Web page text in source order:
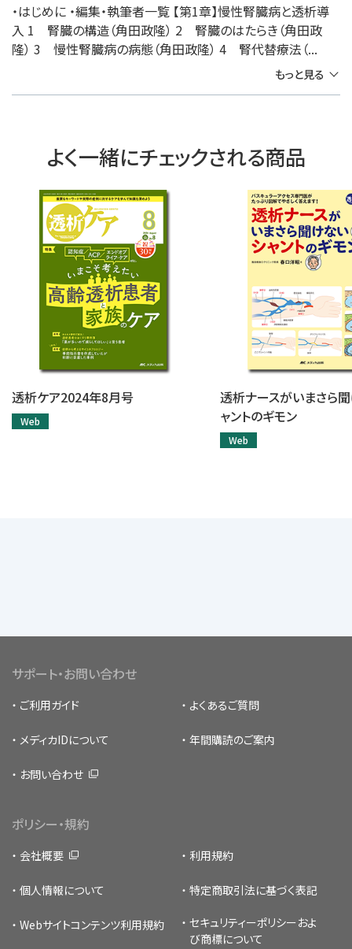
・はじめに ・編集・執筆者一覧 【第1章】慢性腎臓病と透析導
入 1 腎臓の構造（角田政隆） 2 腎臓のはたらき（角田政
隆） 3 慢性腎臓病の病態（角田政隆） 4 腎代替療法（...
もっと見る
よく一緒にチェックされる商品
透析ケア2024年8月号
Web
透析ナースがいまさら
ャントのギモン
Web
サポート・お問い合わせ
ご利用ガイド よくあるご質問
メディカIDについて 年間購読のご案内
お問い合わせ
ポリシー・規約
会社概要 利用規約
個人情報について 特定商取引法に基づく表記
Webサイトコンテンツ利用規約 セキュリティーポリシー およ
び商標について